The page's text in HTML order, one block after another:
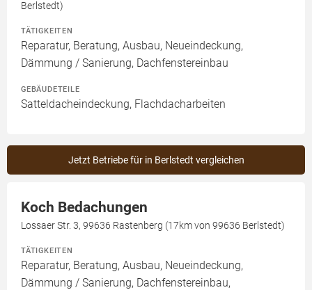
Berlstedt)
TÄTIGKEITEN
Reparatur, Beratung, Ausbau, Neueindeckung,
Dämmung / Sanierung, Dachfenstereinbau
GEBÄUDETEILE
Satteldacheindeckung, Flachdacharbeiten
Jetzt Betriebe für in Berlstedt vergleichen
Koch Bedachungen
Lossaer Str. 3, 99636 Rastenberg (17km von 99636 Berlstedt)
TÄTIGKEITEN
Reparatur, Beratung, Ausbau, Neueindeckung,
Dämmung / Sanierung, Dachfenstereinbau,